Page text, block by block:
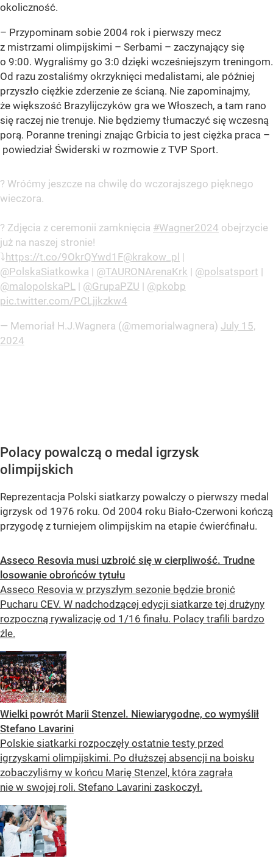
okoliczność.
– Przypominam sobie 2004 rok i pierwszy mecz
z mistrzami olimpijskimi – Serbami – zaczynający się
o 9:00. Wygraliśmy go 3:0 dzięki wcześniejszym treningom.
Od razu zostaliśmy okrzyknięci medalistami, ale później
przyszło ciężkie zderzenie ze ścianą. Nie zapominajmy,
że większość Brazylijczyków gra we Włoszech, a tam rano
się raczej nie trenuje. Nie będziemy tłumaczyć się wczesną
porą. Poranne treningi znając Grbicia to jest ciężka praca –
powiedział Świderski w rozmowie z TVP Sport.
? Wróćmy jeszcze na chwilę do wczorajszego pięknego
wieczora.
? Zdjęcia z ceremonii zamknięcia #Wagner2024 obejrzycie
już na naszej stronie!
⤵ https://t.co/9OkrQYwd1F@krakow_pl |
@PolskaSiatkowka | @TAURONArenaKrk | @polsatsport |
@malopolskaPL | @GrupaPZU | @pkobp
pic.twitter.com/PCLjjkzkw4
— Memoriał H.J.Wagnera (@memorialwagnera) July 15,
2024
Polacy powalczą o medal igrzysk
olimpijskich
Reprezentacja Polski siatkarzy powalczy o pierwszy medal
igrzysk od 1976 roku. Od 2004 roku Biało-Czerwoni kończą
przygodę z turniejem olimpijskim na etapie ćwierćfinału.
Asseco Resovia musi uzbroić się w cierpliwość. Trudne
losowanie obrońców tytułu
Asseco Resovia w przyszłym sezonie będzie bronić
Pucharu CEV. W nadchodzącej edycji siatkarze tej drużyny
rozpoczną rywalizację od 1/16 finału. Polacy trafili bardzo
źle.
Wielki powrót Marii Stenzel. Niewiarygodne, co wymyślił
Stefano Lavarini
Polskie siatkarki rozpoczęły ostatnie testy przed
igrzyskami olimpijskimi. Po dłuższej absencji na boisku
zobaczyliśmy w końcu Marię Stenzel, która zagrała
nie w swojej roli. Stefano Lavarini zaskoczył.